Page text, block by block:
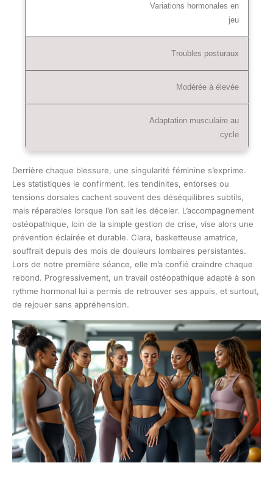
Variations hormonales en
jeu
Troubles posturaux
Modérée à élevée
Adaptation musculaire au
cycle
Derrière chaque blessure, une singularité féminine s’exprime.
Les statistiques le confirment, les tendinites, entorses ou
tensions dorsales cachent souvent des déséquilibres subtils,
mais réparables lorsque l’on sait les déceler. L’accompagnement
ostéopathique, loin de la simple gestion de crise, vise alors une
prévention éclairée et durable. Clara, basketteuse amatrice,
souffrait depuis des mois de douleurs lombaires persistantes.
Lors de notre première séance, elle m’a confié craindre chaque
rebond. Progressivement, un travail ostéopathique adapté à son
rythme hormonal lui a permis de retrouver ses appuis, et surtout,
de rejouer sans appréhension.